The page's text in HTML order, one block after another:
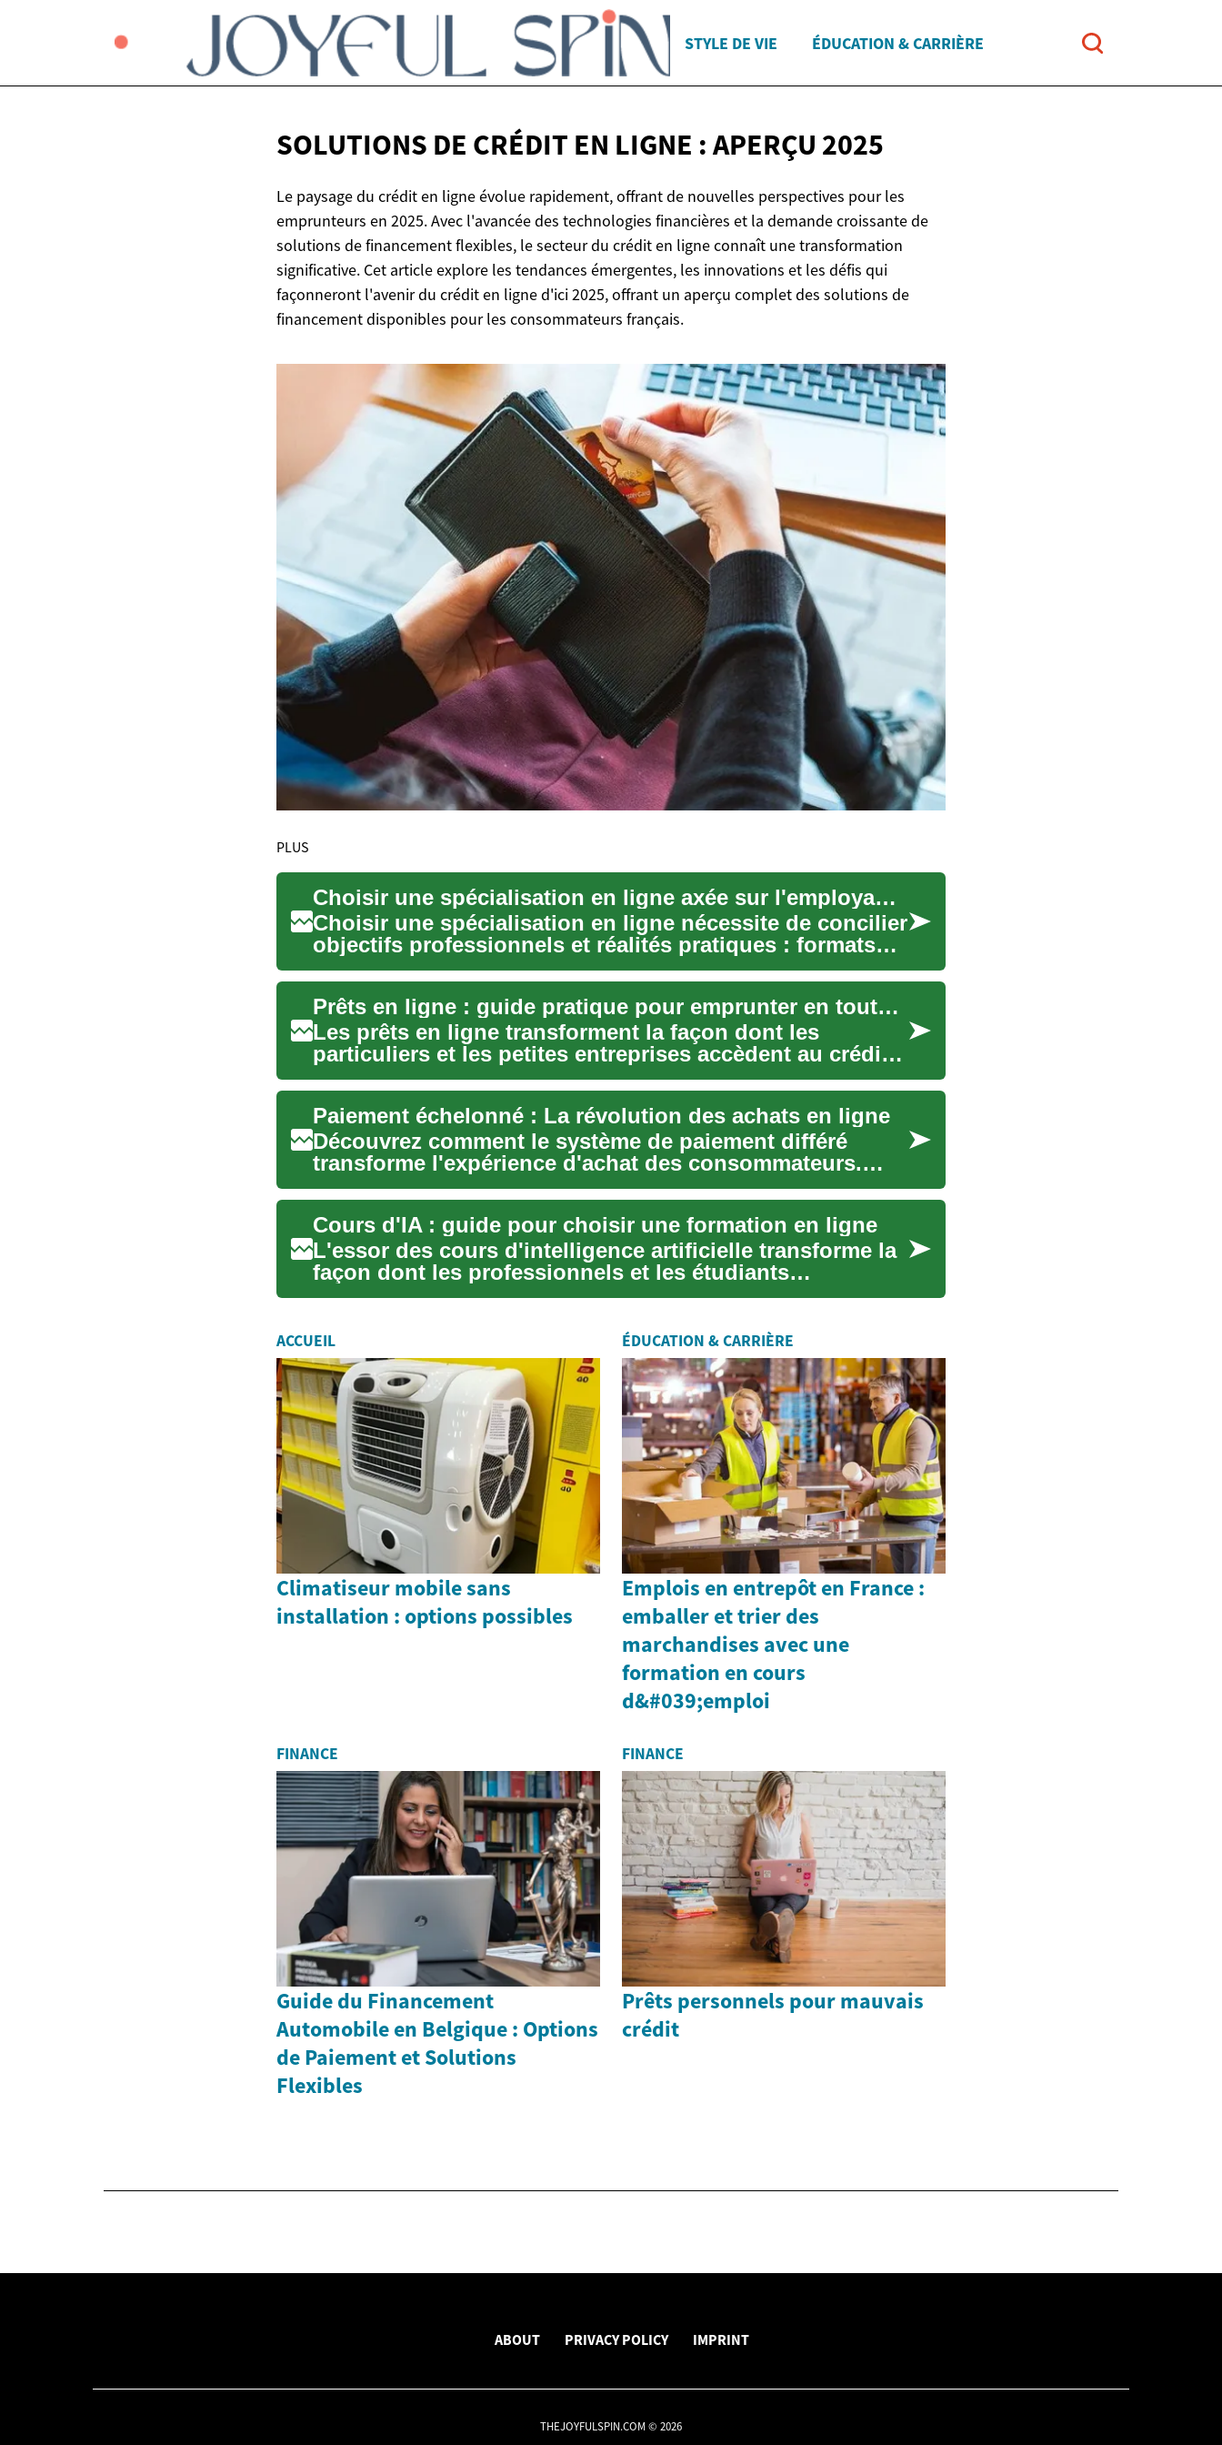
STYLE DE VIE ÉDUCATION & CARRIÈRE
SOLUTIONS DE CRÉDIT EN LIGNE : APERÇU 2025
Le paysage du crédit en ligne évolue rapidement, offrant de nouvelles perspectives pour les
emprunteurs en 2025. Avec l'avancée des technologies financières et la demande croissante de
solutions de financement flexibles, le secteur du crédit en ligne connaît une transformation
significative. Cet article explore les tendances émergentes, les innovations et les défis qui
façonneront l'avenir du crédit en ligne d'ici 2025, offrant un aperçu complet des solutions de
financement disponibles pour les consommateurs français.
PLUS
Choisir une spécialisation en ligne axée sur l'employabilité
Choisir une spécialisation en ligne nécessite de concilier
objectifs professionnels et réalités pratiques : formats
d...
Prêts en ligne : guide pratique pour emprunter en toute clarté
Les prêts en ligne transforment la façon dont les
particuliers et les petites entreprises accèdent au crédit.
En quel...
Paiement échelonné : La révolution des achats en ligne
Découvrez comment le système de paiement différé
transforme l'expérience d'achat des consommateurs.
Cette nouvelle ap...
Cours d'IA : guide pour choisir une formation en ligne
L'essor des cours d'intelligence artificielle transforme la
façon dont les professionnels et les étudiants
apprennent...
ACCUEIL
Climatiseur mobile sans
installation : options possibles
ÉDUCATION & CARRIÈRE
Emplois en entrepôt en France :
emballer et trier des
marchandises avec une
formation en cours
d&#039;emploi
FINANCE
Guide du Financement
Automobile en Belgique : Options
de Paiement et Solutions
Flexibles
FINANCE
Prêts personnels pour mauvais
crédit
ABOUT PRIVACY POLICY IMPRINT
THEJOYFULSPIN.COM © 2026